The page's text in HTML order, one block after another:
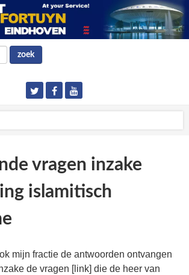
zoek
vragen inzake
islamitisch
mijn fractie de antwoorden ontvangen
de vragen [link] die de heer van